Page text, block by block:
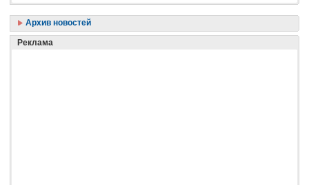
Архив новостей
Реклама